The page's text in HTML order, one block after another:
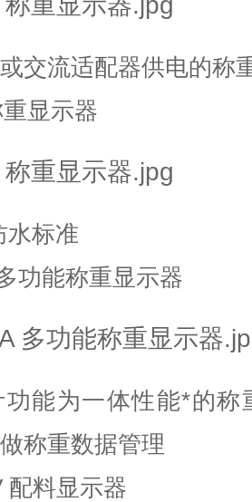
交流适配器供电的称
显示器
水标准
功能称重显示器
能为一体性能*的称
称重数据管理
配料显示器